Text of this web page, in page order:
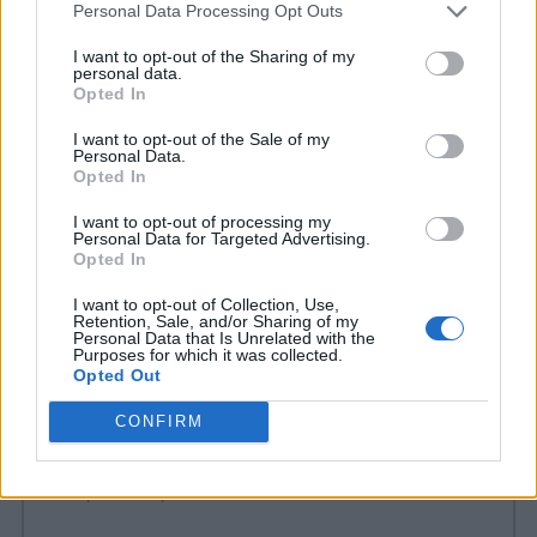
Personal Data Processing Opt Outs
I want to opt-out of the Sharing of my
personal data.
Opted In
I want to opt-out of the Sale of my
Personal Data.
Opted In
I want to opt-out of processing my
Personal Data for Targeted Advertising.
Opted In
I want to opt-out of Collection, Use,
Retention, Sale, and/or Sharing of my
Personal Data that Is Unrelated with the
Purposes for which it was collected.
Opted Out
CONFIRM
volentieri e con curiosità, ma sinceramente
prima parte a quello un po’ buonista che
tenta di redimere la sorella. Chissà che
Ammaniti non ritrovi un giorno o l’altro lo
spirito un po’ cannibale dei suoi esordi.
COMMENTI